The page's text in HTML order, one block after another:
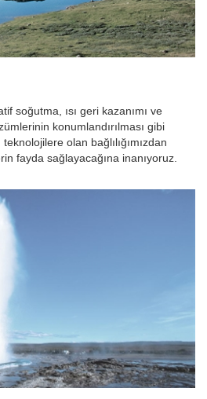
soğutma, ısı geri kazanımı ve
konumlandırılması gibi
olan bağlılığımızdan
fayda sağlayacağına inanıyoruz.